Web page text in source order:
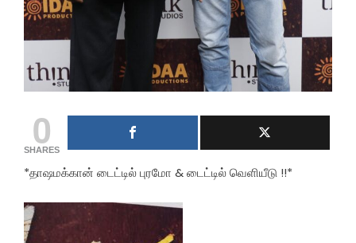
0
SHARES
*தாஷமக்கான் டைட்டில் புரமோ & டைட்டில் வெளியீடு !!*